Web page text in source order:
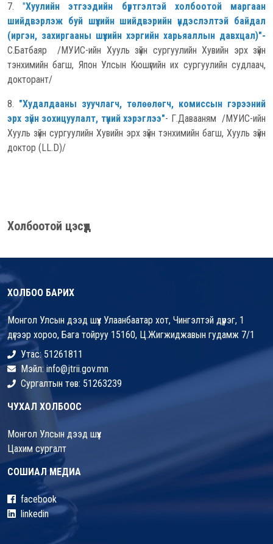
7. "Хуулийн этгээдийн бүртгэлтэй холбоотой маргаан
шийдвэрлэж буй шүүхийн шийдвэрийн үндэслэлтэй байдал
(иргэн, захиргааны шүүхийн хэргийн харьяаллын давхцал)"-
С.Батбаяр /МУИС-ийн Хууль зүйн сургуулийн Хувийн эрх зүйн
тэнхимийн багш, Япон Улсын Кюшүгийн их сургуулийн судлаач,
докторант/
8. "Худалдааны зуучлагч, төлөөлөгч, комиссын гэрээний
эрх зүйн зохицуулалт, түүний хэрэглээ"- Г.Давааням /МУИС-ийн
Хууль зүйн сургуулийн Хувийн эрх зүйн тэнхимийн багш, Хууль зүйн
доктор (LL.D)/
Холбоотой цэсүүд
ХОЛБОО БАРИХ
Монгол Улсын дээд шүүх Улаанбаатар хот, Чингэлтэй дүүрэг, 1
дүгээр хороо, Бага тойруу 15160, Ц.Жигжиджавын гудамж 7/1
Утас: 51261811
Мэйл: info@jtrii.gov.mn
Сургалтын төв: 51263239
ЧУХАЛ ХОЛБООС
Монгол Улсын дээд шүүх
Цахим сургалт
СОШИАЛ МЕДИА
facebook
linkedin